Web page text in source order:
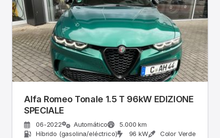
Alfa Romeo Tonale 1.5 T 96kW EDIZIONE
SPECIALE
06-2022 Automático
5.000 km
Híbrido (gasolina/eléctrico)
96 kW Color Verde